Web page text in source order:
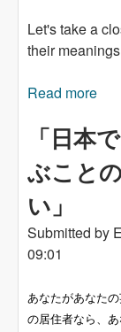
Let's take a
their
Read more
「日本
ぶこと
い」
Submitted by
09:01
あなたがあなた
の居住者なら、